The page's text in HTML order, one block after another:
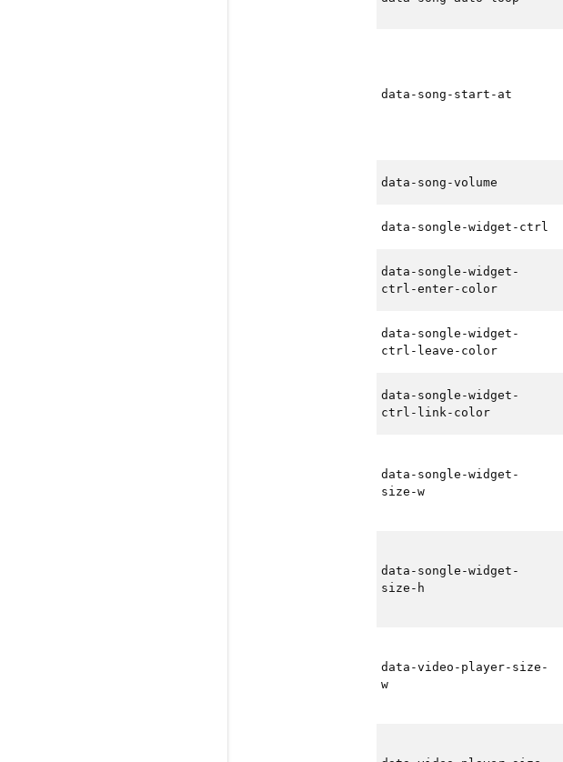
data-song-start-at
data-song-volume
data-songle-widget-ctrl
data-songle-widget-
ctrl-enter-color
data-songle-widget-
ctrl-leave-color
data-songle-widget-
ctrl-link-color
data-songle-widget-
size-w
data-songle-widget-
size-h
data-video-player-size-
w